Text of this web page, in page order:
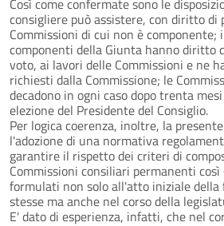
consigliere può assistere, con diritto di
Commissioni di cui non è componente;
componenti della Giunta hanno diritto
voto, ai lavori delle Commissioni e ne
richiesti dalla Commissione; le
decadono in ogni caso dopo trenta
elezione del Presidente del Consiglio.
Per logica coerenza, inoltre, la
l'adozione di una normativa
garantire il rispetto dei criteri di
Commissioni consiliari permanenti
formulati non solo all'atto iniziale della
stesse ma anche nel corso della
E' dato di esperienza, infatti, che nel